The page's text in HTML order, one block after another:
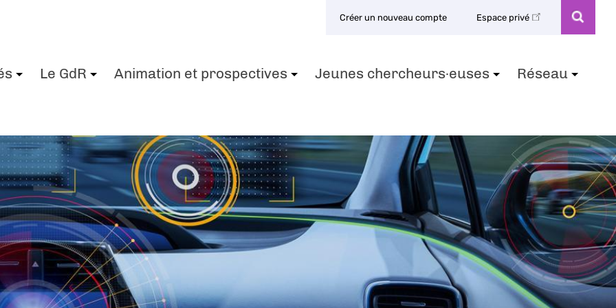
Créer un nouveau compte Espace privé
Le GdR Animation et prospectives Jeunes chercheurs·euses Réseau